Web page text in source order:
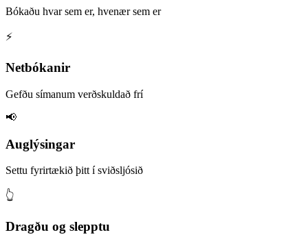
Bókaðu hvar sem er, hvenær sem er
⚡️
Netbókanir
Gefðu símanum verðskuldað frí
📢
Auglýsingar
Settu fyrirtækið þitt í sviðsljósið
👆
Dragðu og slepptu